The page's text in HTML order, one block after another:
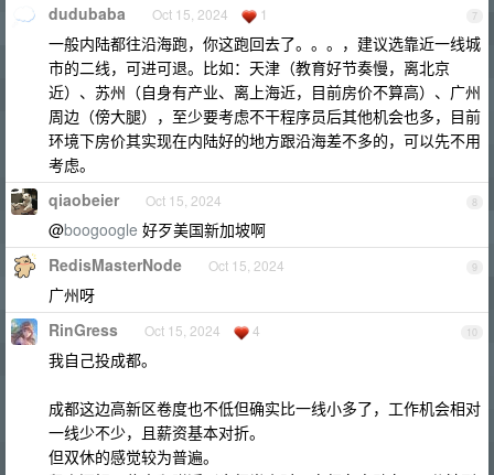
7
dudubaba Oct 15, 2024 1
一般内陆都往沿海跑，你这跑回去了。。。，建议选靠近一线城
市的二线，可进可退。比如：天津（教育好节奏慢，离北京
近）、苏州（自身有产业、离上海近，目前房价不算高）、广州
周边（傍大腿），至少要考虑不干程序员后其他机会也多，目前
环境下房价其实现在内陆好的地方跟沿海差不多的，可以先不用
考虑。
8
qiaobeier Oct 15, 2024
@boogoogle 好歹美国新加坡啊
9
RedisMasterNode Oct 15, 2024
广州呀
10
RinGress Oct 15, 2024 4
我自己投成都。
成都这边高新区卷度也不低但确实比一线小多了，工作机会相对
一线少不少，且薪资基本对折。
但双休的感觉较为普遍。